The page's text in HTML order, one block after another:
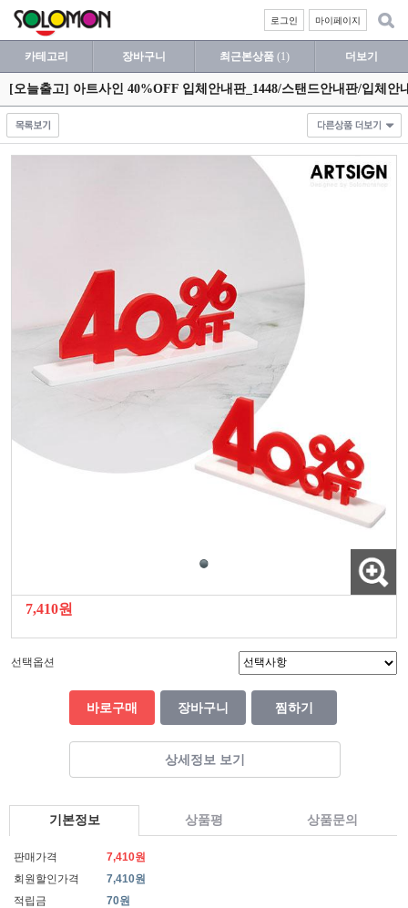
마이페이지
로그인
카테고리 장바구니 최근본상품 (1) 더보기
[오늘출고] 아트사인 40%OFF 입체안내판_1448/스탠드안내판/입체안
7,410원
선택옵션
바로구매 장바구니 찜하기
상세정보 보기
기본정보 상품평 상품문의
판매가격
7,410원
회원할인가격
7,410원
적립금
70원